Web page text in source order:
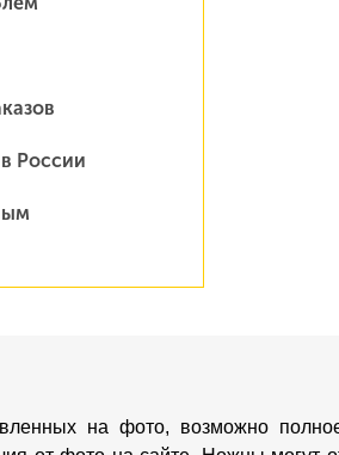
России
на фото, возможно полное